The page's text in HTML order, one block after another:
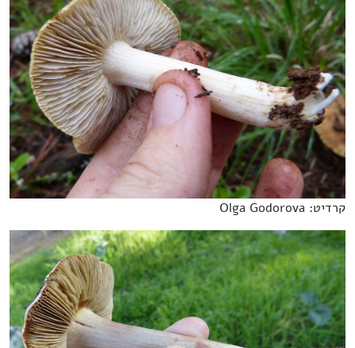
קרדיט: Olga Godorova